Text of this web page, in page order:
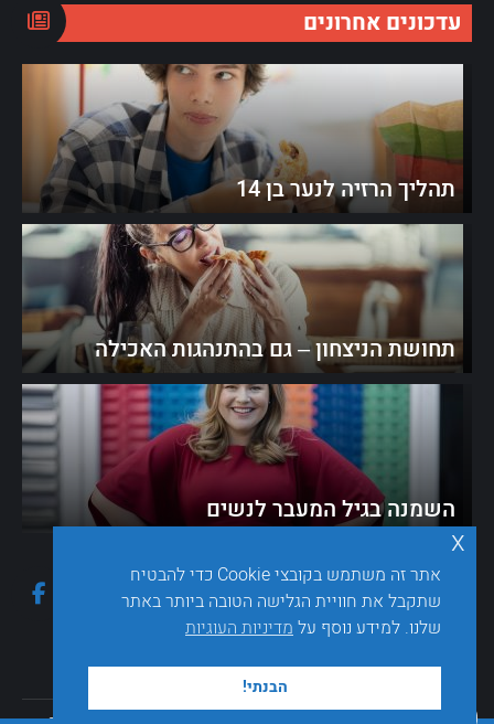
עדכונים אחרונים
תהליך הרזיה לנער בן 14
תחושת הניצחון – גם בהתנהגות האכילה
השמנה בגיל המעבר לנשים
בקרו אותי בפייסבוק
אתר זה משתמש בקובצי Cookie כדי להבטיח
שתקבל את חוויית הגלישה הטובה ביותר באתר
שלנו. למידע נוסף עלמדיניות העוגיות
הבנתי!
x